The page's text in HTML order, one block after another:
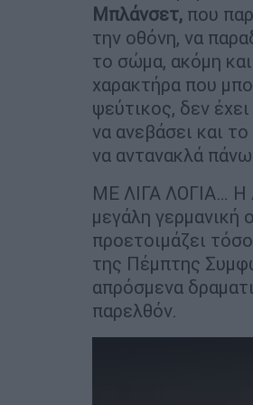
Μπλάνσετ, που
την οθόνη, να
το σώμα, ακόμη
χαρακτήρα που
ψεύτικος, δεν
να ανεβάσει και
να αντανακλά
ΜΕ ΛΙΓΑ ΛΟΓΙΑ… Η
μεγάλη γερμανική
προετοιμάζει
της Πέμπτης
απρόσμενα
παρελθόν.